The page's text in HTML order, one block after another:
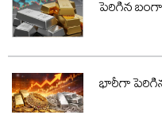
పెరిగిన
భారీగా